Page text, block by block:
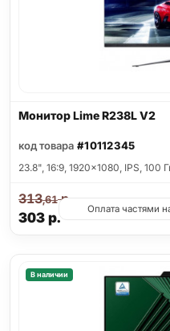
Монитор Lime R238L V2
код товара #10112345
23.8", 16:9, 1920x1080, IPS, 100
303р.
313,61р.
Оплата частями
В наличии